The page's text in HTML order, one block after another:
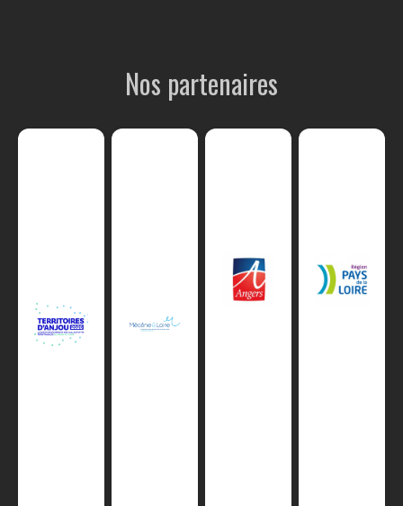
Nos partenaires